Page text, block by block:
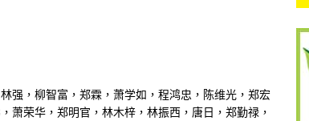
强，柳智富，郑霖，萧学如，程鸿忠，陈维光，郑宏
萧荣华，郑明官，林木梓，林振西，唐日，郑勤禄，